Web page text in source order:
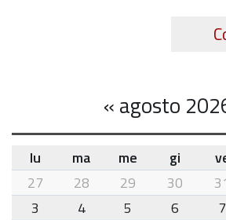
«agosto
month-
8
lu ma me gi
27
28 29 30
3
4 5 6 7